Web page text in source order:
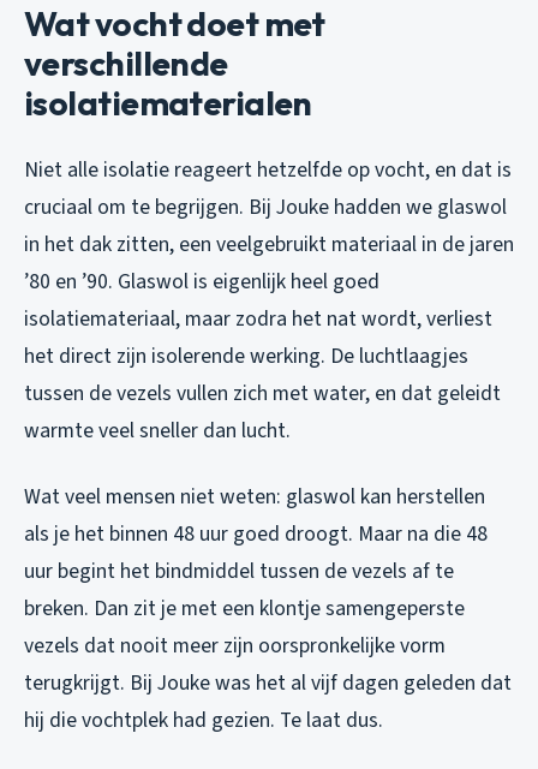
Wat vocht doet met
verschillende
isolatiematerialen
Niet alle isolatie reageert hetzelfde op vocht, en dat is
cruciaal om te begrijgen. Bij Jouke hadden we glaswol
in het dak zitten, een veelgebruikt materiaal in de jaren
’80 en ’90. Glaswol is eigenlijk heel goed
isolatiemateriaal, maar zodra het nat wordt, verliest
het direct zijn isolerende werking. De luchtlaagjes
tussen de vezels vullen zich met water, en dat geleidt
warmte veel sneller dan lucht.
Wat veel mensen niet weten: glaswol kan herstellen
als je het binnen 48 uur goed droogt. Maar na die 48
uur begint het bindmiddel tussen de vezels af te
breken. Dan zit je met een klontje samengeperste
vezels dat nooit meer zijn oorspronkelijke vorm
terugkrijgt. Bij Jouke was het al vijf dagen geleden dat
hij die vochtplek had gezien. Te laat dus.